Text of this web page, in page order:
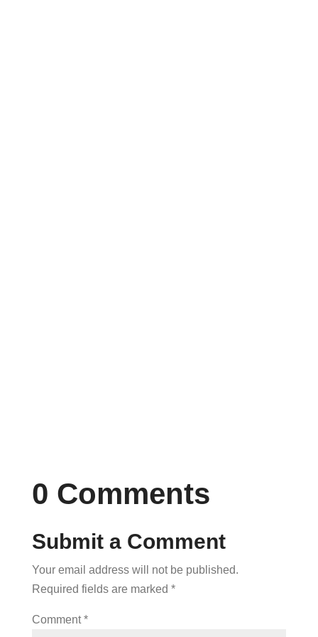
0 Comments
Submit a Comment
Your email address will not be published.
Required fields are marked *
Comment*